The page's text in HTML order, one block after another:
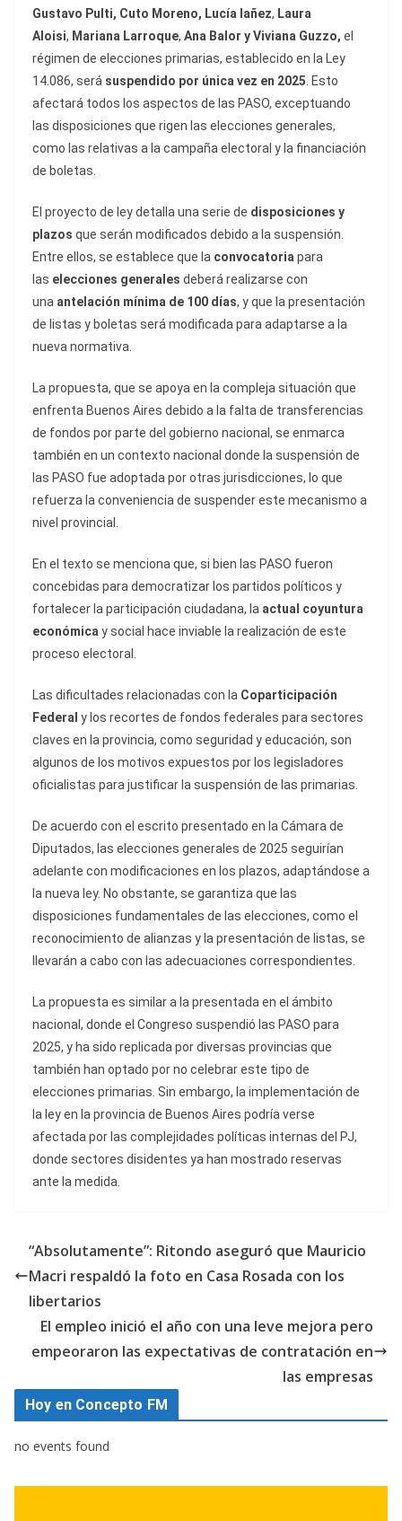
Gustavo Pulti, Cuto Moreno, Lucía Iañez, Laura
Aloisi, Mariana Larroque, Ana Balor y Viviana Guzzo, el
régimen de elecciones primarias, establecido en la Ley
14.086, será suspendido por única vez en 2025. Esto
afectará todos los aspectos de las PASO, exceptuando
las disposiciones que rigen las elecciones generales,
como las relativas a la campaña electoral y la financiación
de boletas.
El proyecto de ley detalla una serie de disposiciones y
plazos que serán modificados debido a la suspensión.
Entre ellos, se establece que la convocatoriapara
las elecciones generales deberá realizarse con
una antelación mínima de 100 días, y que la presentación
de listas y boletas será modificada para adaptarse a la
nueva normativa.
La propuesta, que se apoya en la compleja situación que
enfrenta Buenos Aires debido a la falta de transferencias
de fondos por parte del gobierno nacional, se enmarca
también en un contexto nacional donde la suspensión de
las PASO fue adoptada por otras jurisdicciones, lo que
refuerza la conveniencia de suspender este mecanismo a
nivel provincial.
En el texto se menciona que, si bien las PASO fueron
concebidas para democratizar los partidos políticos y
fortalecer la participación ciudadana, la actual coyuntura
económicay social hace inviable la realización de este
proceso electoral.
Las dificultades relacionadas con la Coparticipación
Federal y los recortes de fondos federales para sectores
claves en la provincia, como seguridad y educación, son
algunos de los motivos expuestos por los legisladores
oficialistas para justificar la suspensión de las primarias.
De acuerdo con el escrito presentado en la Cámara de
Diputados, las elecciones generales de 2025 seguirían
adelante con modificaciones en los plazos, adaptándose a
la nueva ley. No obstante, se garantiza que las
disposiciones fundamentales de las elecciones, como el
reconocimiento de alianzas y la presentación de listas, se
llevarán a cabo con las adecuaciones correspondientes.
La propuesta es similar a la presentada en el ámbito
nacional, donde el Congreso suspendió las PASO para
2025, y ha sido replicada por diversas provincias que
también han optado por no celebrar este tipo de
elecciones primarias. Sin embargo, la implementación de
la ley en la provincia de Buenos Aires podría verse
afectada por las complejidades políticas internas del PJ,
donde sectores disidentes ya han mostrado reservas
ante la medida.
“Absolutamente”: Ritondo aseguró que Mauricio
Macri respaldó la foto en Casa Rosada con los
libertarios
El empleo inició el año con una leve mejora pero
empeoraron las expectativas de contratación en
las empresas
Hoy en Concepto FM
no events found